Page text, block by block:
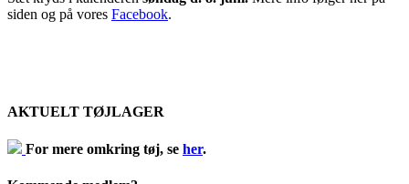
siden og på vores Facebook.
AKTUELT TØJLAGER
For mere omkring tøj, se her.